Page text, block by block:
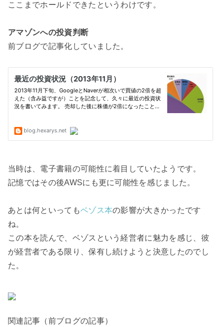
ここまでホールドできたというわけです。
アマゾンへの投資判断
前ブログで記事化していました。
当時は、電子書籍の可能性に着目していたようです。
記憶ではその後AWSにも更に可能性を感じました。
あとは何といってもベゾス本の影響が大きかったです
ね。
この本を読んで、ベゾスという経営者に魅力を感じ、彼
が経営者である限り、保有し続けようと決意したのでし
た。
関連記事（前ブログの記事）